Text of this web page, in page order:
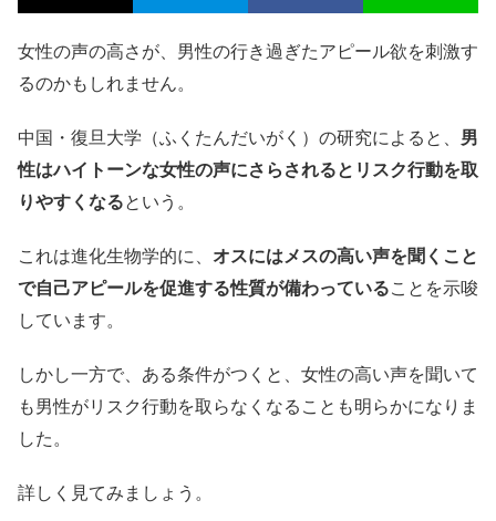
女性の声の高さが、男性の行き過ぎたアピール欲を刺激す
るのかもしれません。
中国・復旦大学（ふくたんだいがく）の研究によると、 男
性はハイトーンな女性の声にさらされるとリスク行動を取
りやすくなるという。
これは進化生物学的に、 オスにはメスの高い声を聞くこと
で自己アピールを促進する性質が備わっていることを示唆
しています。
しかし一方で、ある条件がつくと、女性の高い声を聞いて
も男性がリスク行動を取らなくなることも明らかになりま
した。
詳しく見てみましょう。